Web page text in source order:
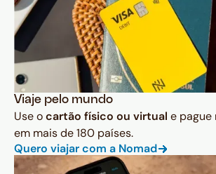
Viaje pelo mundo
Use ocartão físico ou virtual e pague
em mais de 180 países.
Quero viajar com a Nomad